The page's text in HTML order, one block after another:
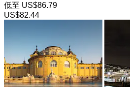
低至 US$86.79
US$82.44